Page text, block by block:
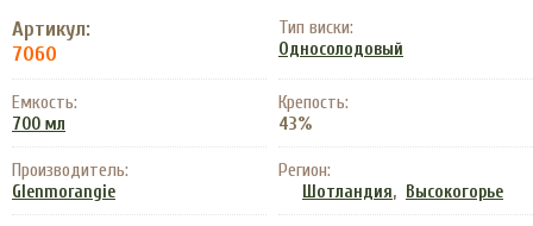
Артикул:
7060
Тип виски:
Односолодовый
Емкость:
700 мл
Крепость:
43%
Производитель:
Glenmorangie
Регион:
Шотландия, Высокогорье